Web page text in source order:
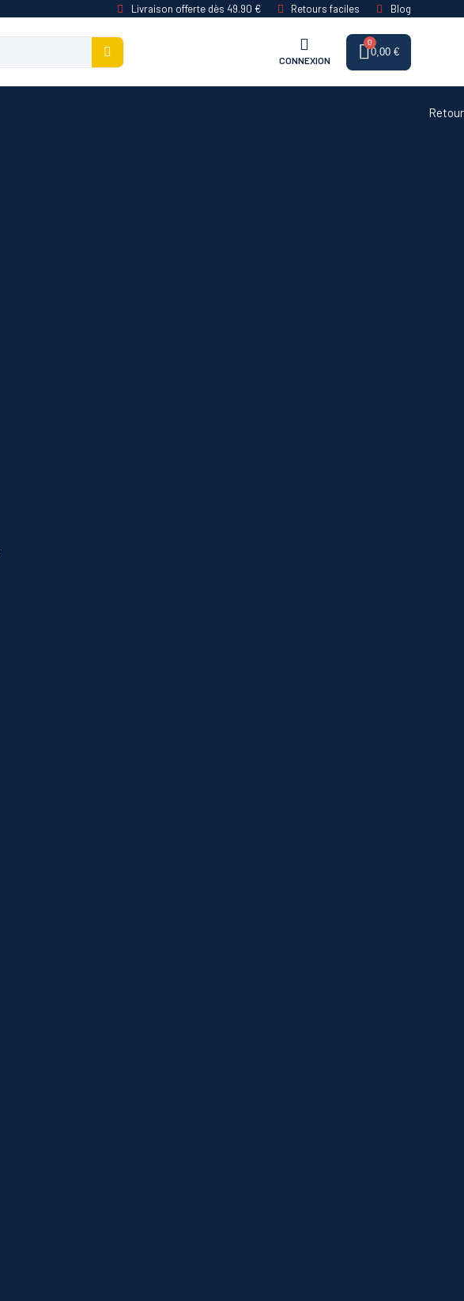
Livraison offerte dès 49.90 € Retours faciles Blog
CONNEXION
0,00 €
Retour